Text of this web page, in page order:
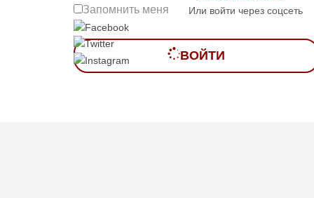
Запомнить меня
ВОЙТИ
Или войти через соцсеть